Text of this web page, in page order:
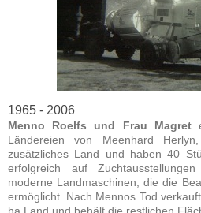
1965 - 2006
Menno Roelfs und Frau Magret
Ländereien von Meenhard
zusätzliches Land und haben 40
erfolgreich auf
moderne Landmaschinen, die die
ermöglicht. Nach Mennos Tod
ha Land und behält die restlichen